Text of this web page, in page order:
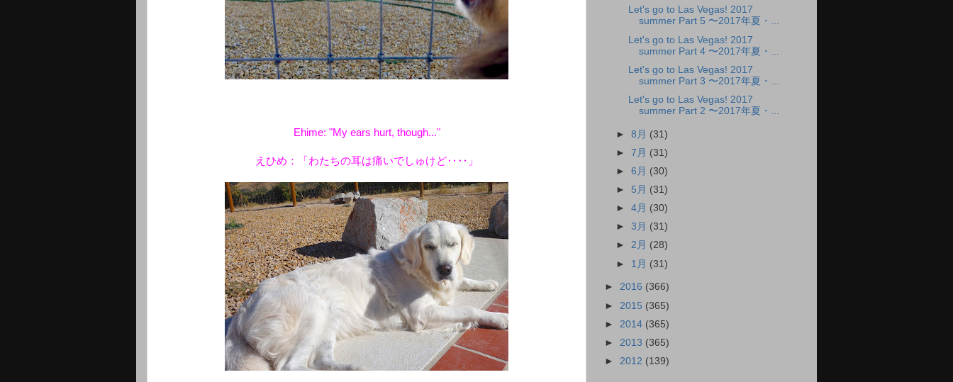
Ehime: "My ears hurt, though..."
えひめ：「わたちの耳は痛いでしゅけど‥‥」
Let's go to Las Vegas! 2017
summer Part 5 〜2017年夏・...
Let's go to Las Vegas! 2017
summer Part 4 〜2017年夏・...
Let's go to Las Vegas! 2017
summer Part 3 〜2017年夏・...
Let's go to Las Vegas! 2017
summer Part 2 〜2017年夏・...
►8月 (31)
►7月 (31)
►6月 (30)
► 5月 (31)
►4月 (30)
►3月 (31)
►2月 (28)
► 1月 (31)
► 2016 (366)
► 2015 (365)
► 2014 (365)
► 2013 (365)
► 2012 (139)